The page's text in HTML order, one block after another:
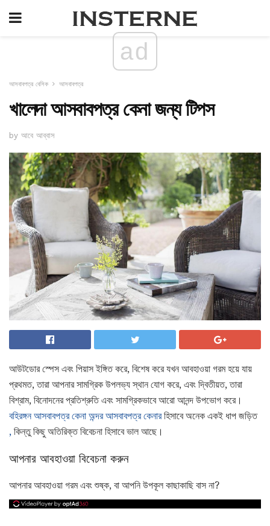
ad
আসবাবপত্র বেসিক আসবাবপত্র
খালেদা আসবাবপত্র কেনা জন্য টিপস
by আবে আব্বাস
আউটডোর স্পেস এবং পিয়াস ইঙ্গিত করে, বিশেষ করে যখন আবহাওয়া গরম হয়ে যায়
প্রথমত, তারা আপনার সামগ্রিক উপলভ্য স্থান যোগ করে, এবং দ্বিতীয়ত, তারা
বিশ্রাম, বিনোদনের প্রতিশ্রুতি এবং সামগ্রিকভাবে আরো আনন্দ উপভোগ করে।
বহিরঙ্গন আসবাবপত্র কেনা অন্দর আসবাবপত্র কেনারহিসাবে অনেক একই ধাপ জড়িত
, কিন্তু কিছু অতিরিক্ত বিবেচনা হিসাবে ভাল আছে।
আপনার আবহাওয়া বিবেচনা করুন
আপনার আবহাওয়া গরম এবং শুষ্ক, বা আপনি উপকূল কাছাকাছি বাস না?